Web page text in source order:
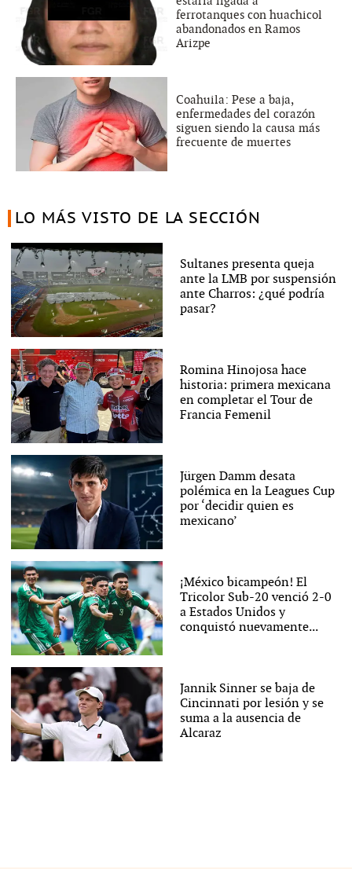
ferrotanques con huachicol
abandonados en Ramos
Arizpe
Coahuila: Pese a baja,
enfermedades del corazón
siguen siendo la causa más
frecuente de muertes
LO MÁS VISTO DE LA SECCIÓN
Sultanes presenta queja
ante la LMB por suspensión
ante Charros: ¿qué podría
pasar?
Romina Hinojosa hace
historia: primera mexicana
en completar el Tour de
Francia Femenil
Jürgen Damm desata
polémica en la Leagues Cup
por ‘decidir quien es
mexicano’
¡México bicampeón! El
Tricolor Sub-20 venció 2-0
a Estados Unidos y
conquistó nuevamente...
Jannik Sinner se baja de
Cincinnati por lesión y se
suma a la ausencia de
Alcaraz